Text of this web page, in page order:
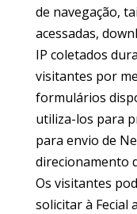
de navegação,
acessadas,
IP coletados
visitantes por
formulários
utiliza-los para
para envio de
direcionamento
Os visitantes
solicitar à Fecial